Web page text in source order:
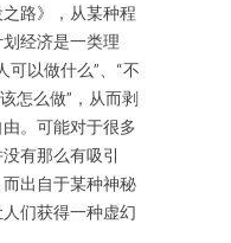
路》，从某种程
经济是一类理
可以做什么”、“不
怎么做”，从而剥
。可能对于很多
有那么有吸引
出自于某种神秘
们获得一种虚幻